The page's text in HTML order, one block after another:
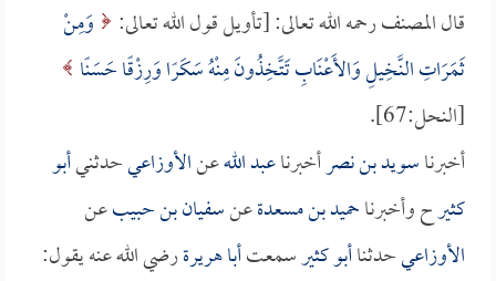
قال المصنف رحمه الله تعالى: [تأويل قول الله تعالى:
وَمِنْ
ثَمَرَاتِ النَّخِيلِ وَالأَعْنَابِ تَتَّخِذُونَ مِنْهُ سَكَرًا وَرِزْقًا حَسَنًا
[النحل:67].
أخبرناسويد بن نصرأخبرناعبد اللهعنالأوزاعيحدثنيأبو
كثيرح وأخبرناحميد بن مسعدةعنسفيان بن حبيبعن
الأوزاعيحدثناأبو كثيرسمعتأبا هريرةرضي الله عنه يقول: